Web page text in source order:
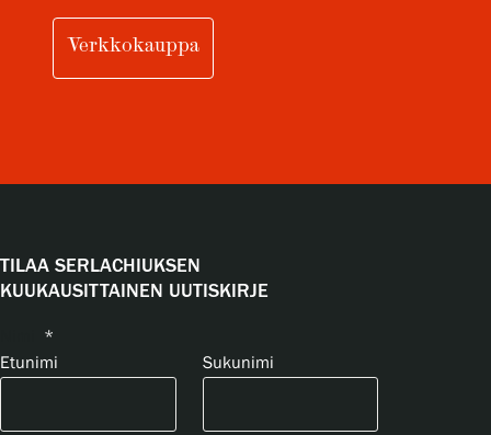
Verkkokauppa
TILAA SERLACHIUKSEN
KUUKAUSITTAINEN UUTISKIRJE
*
Etunimi
Sukunimi